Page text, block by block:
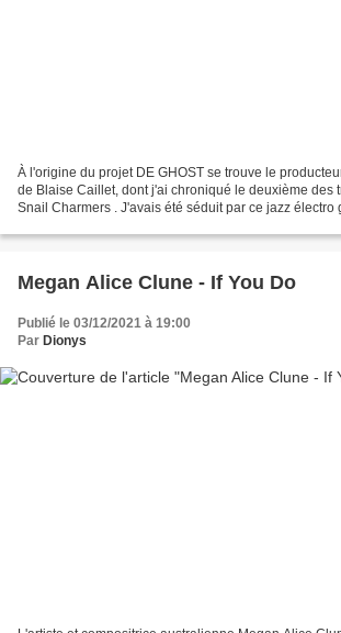
À l'origine du projet DE GHOST se trouve le
de Blaise Caillet, dont j'ai chroniqué le deuxième des
Snail Charmers . J'avais été séduit par ce jazz électro
Megan Alice Clune - If You Do
Publié le 03/12/2021 à 19:00
Par Dionys